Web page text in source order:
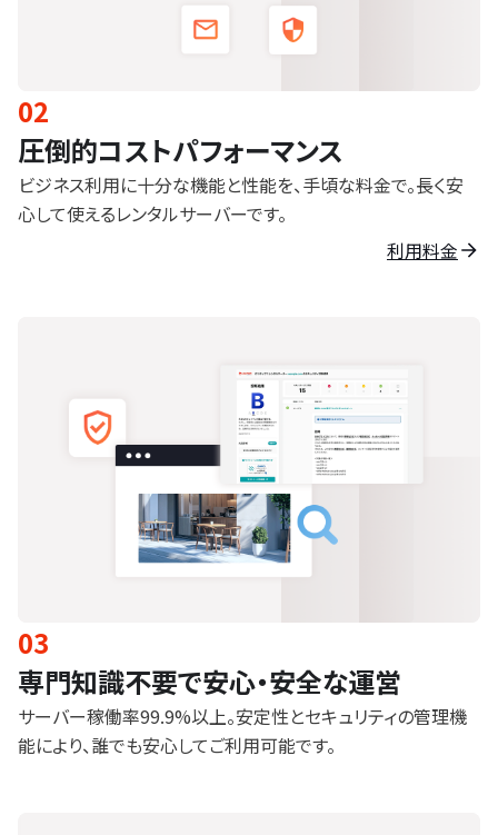
02
圧倒的コストパフォーマンス
ビジネス利用に十分な機能と性能を、手頃な料金で。長く安
心して使えるレンタルサーバーです。
利用料金
03
専門知識不要で安心・安全な運営
サーバー稼働率99.9%以上。安定性とセキュリティの管理機
能により、誰でも安心してご利用可能です。